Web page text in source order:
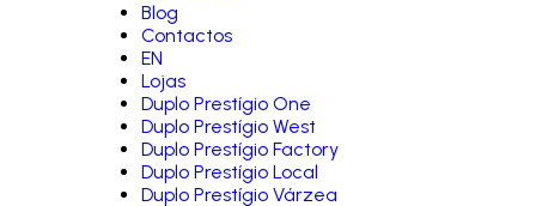
Blog
Contactos
EN
Lojas
Duplo Prestígio One
Duplo Prestígio West
Duplo Prestígio Factory
Duplo Prestígio Local
Duplo Prestígio Várzea